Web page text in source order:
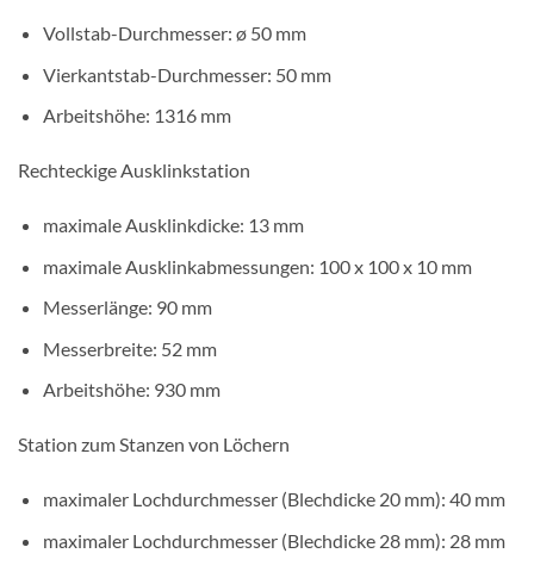
Vollstab-Durchmesser: ø 50 mm
Vierkantstab-Durchmesser: 50 mm
Arbeitshöhe: 1316 mm
Rechteckige Ausklinkstation
maximale Ausklinkdicke: 13 mm
maximale Ausklinkabmessungen: 100 x 100 x 10 mm
Messerlänge: 90 mm
Messerbreite: 52 mm
Arbeitshöhe: 930 mm
Station zum Stanzen von Löchern
maximaler Lochdurchmesser (Blechdicke 20 mm): 40 mm
maximaler Lochdurchmesser (Blechdicke 28 mm): 28 mm